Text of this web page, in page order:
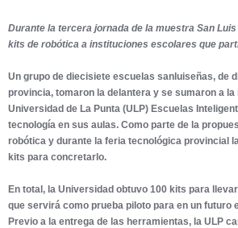
Durante la tercera jornada de la muestra San
kits de robótica a instituciones escolares que
Un grupo de diecisiete escuelas sanluiseñas, de
provincia, tomaron la delantera y se sumaron a la
Universidad de La Punta (ULP) Escuelas
tecnología en sus aulas. Como parte de la
robótica y durante la feria tecnológica provincial
kits para concretarlo.
En total, la Universidad obtuvo 100 kits para
que servirá como prueba piloto para en un futuro
Previo a la entrega de las herramientas, la ULP